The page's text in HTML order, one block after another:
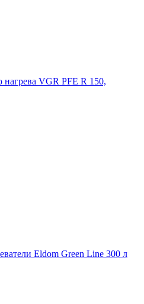
нагрева VGR PFE R 150,
Eldom Green Line 300 л